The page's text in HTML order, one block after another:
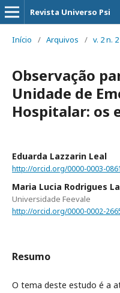
Revista Universo Psi
Início / Arquivos / v. 2 n.
Observação
Unidade de
Hospitalar: os
Eduarda Lazzarin Leal
http://orcid.org/0000-0003-
Maria Lucia Rodrigues
Universidade Feevale
http://orcid.org/0000-0002-
Resumo
O tema deste estudo é a